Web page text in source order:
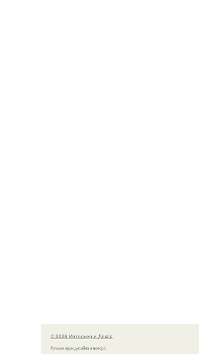
© 2026 Интерьер и Декор
Лучшие идеи дизайна и декора!